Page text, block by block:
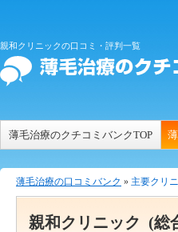
親和クリニックの口コミ・評判一覧
薄毛治療のクチコミバンクTOP
薄毛治療の口コミバンク » 主要クリ
親和クリニック (総